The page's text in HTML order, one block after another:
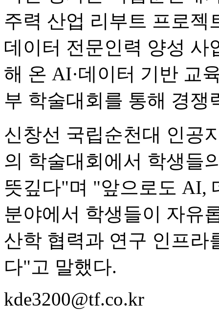
주력 산업 리부트 프로젝
데이터 전문인력 양성 사
해 온 AI·데이터 기반 교
부 학술대회를 통해 경쟁
신창선 국립순천대 인공
의 학술대회에서 학생들
뜻깊다"며 "앞으로도 AI,
분야에서 학생들이 자유
산학 협력과 연구 인프라
다"고 말했다.
kde3200@tf.co.kr